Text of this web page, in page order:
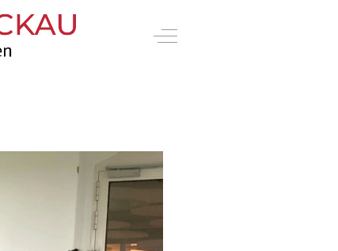
Off-Canvas Toggle